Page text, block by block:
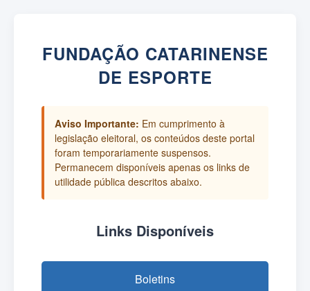
FUNDAÇÃO CATARINENSE
DE ESPORTE
Aviso Importante: Em cumprimento à
legislação eleitoral, os conteúdos deste portal
foram temporariamente suspensos.
Permanecem disponíveis apenas os links de
utilidade pública descritos abaixo.
Links Disponíveis
Boletins